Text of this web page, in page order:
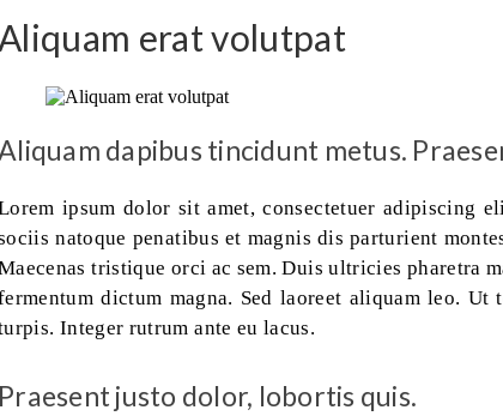
erat volutpat
dapibus tincidunt metus.
ipsum dolor sit amet, consectetuer adipiscing
natoque penatibus et magnis dis parturient
tristique orci ac sem. Duis ultricies pharetra
dictum magna. Sed laoreet aliquam leo.
Integer rutrum ante eu lacus.
justo dolor, lobortis quis.